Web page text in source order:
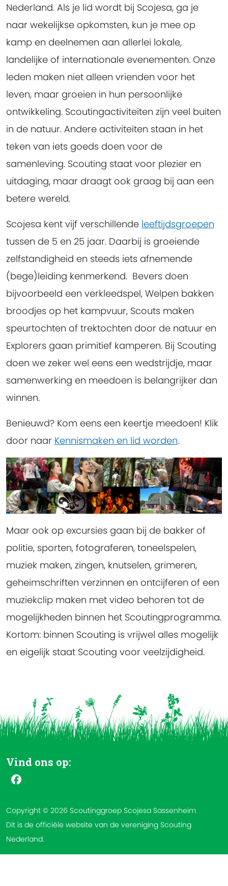
Nederland. Als je lid wordt bij Scojesa, ga je
naar wekelijkse opkomsten, kun je mee op
kamp en deelnemen aan allerlei lokale,
landelijke of internationale evenementen. Onze
leden maken niet alleen vrienden voor het
leven, maar groeien in hun persoonlijke
ontwikkeling. Scoutingactiviteiten zijn veel buiten
in de natuur. Andere activiteiten staan in het
teken van iets goeds doen voor de
samenleving. Scouting staat voor plezier en
uitdaging, maar draagt ook graag bij aan een
betere wereld.
Scojesa kent vijf verschillende leeftijdsgroepen
tussen de 5 en 25 jaar. Daarbij is groeiende
zelfstandigheid en steeds iets afnemende
(bege)leiding kenmerkend. Bevers doen
bijvoorbeeld een verkleedspel, Welpen bakken
broodjes op het kampvuur, Scouts maken
speurtochten of trektochten door de natuur en
Explorers gaan primitief kamperen. Bij Scouting
doen we zeker wel eens een wedstrijdje, maar
samenwerking en meedoen is belangrijker dan
winnen.
Benieuwd? Kom eens een keertje meedoen! Klik
door naar Kennismaken en lid worden.
Maar ook op excursies gaan bij de bakker of
politie, sporten, fotograferen, toneelspelen,
muziek maken, zingen, knutselen, grimeren,
geheimschriften verzinnen en ontcijferen of een
muziekclip maken met video behoren tot de
mogelijkheden binnen het Scoutingprogramma.
Kortom: binnen Scouting is vrijwel alles mogelijk
en eigelijk staat Scouting voor veelzijdigheid.
Vind ons op:
Copyright © 2026 Scoutinggroep Scojesa Sassenheim
Dit is de officiële website van de vereniging Scouting
Nederland.